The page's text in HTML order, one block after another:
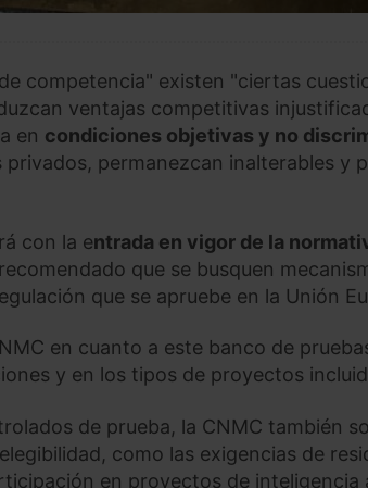
competencia" existen "ciertas
ventajas competitivas
en condiciones objetivas y no
permanezcan inalterables y
con la entrada en vigor de la
que se busquen
que se apruebe en la Unión
en cuanto a este banco de
y en los tipos de proyectos
de prueba, la CNMC también
como las exigencias de
en proyectos de inteligencia